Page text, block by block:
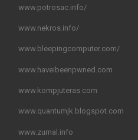
www.potrosac.info/
www.nekros.info/
www.bleepingcomputer.com/
www.haveibeenpwned.com
www.kompjuteras.com
www.quantumjk.blogspot.com
www.zurnal.info